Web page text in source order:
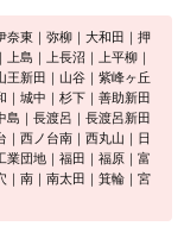
奈東｜弥柳｜大和田｜押
島｜上長沼｜上平柳｜
王新田｜山谷｜紫峰ヶ丘
｜城中｜杉下｜善助新田
島｜長渡呂｜長渡呂新田
｜西ノ台南｜西丸山｜日
業団地｜福田｜福原｜富
｜南｜南太田｜箕輪｜宮